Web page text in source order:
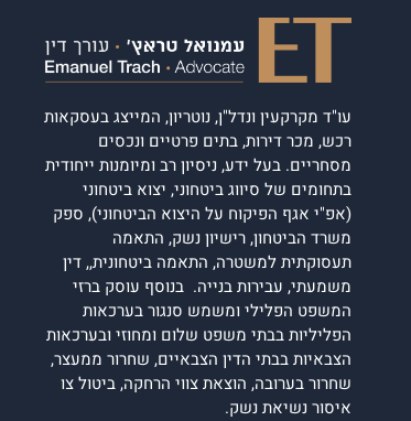
עו"ד מקרקעין ונדל"ן, נוטריון, המייצג בעסקאות
רכש, מכר דירות, בתים פרטיים ונכסים
מסחריים. בעל ידע, ניסיון רב ומיומנות ייחודית
בתחומים של סיווג ביטחוני, יצוא ביטחוני
(אפ"י אגף הפיקוח על היצוא הביטחוני), ספק
משרד הביטחון, רישיון נשק, התאמה
תעסוקתית למשטרה, התאמה ביטחונית,, דין
משמעתי, עבירות בנייה. בנוסף עוסק ברזי
המשפט הפלילי ומשמש סנגור בערכאות
הפליליות בבתי משפט שלום ומחוזי ובערכאות
הצבאיות בבתי הדין הצבאיים, שחרור ממעצר,
שחרור בערובה, הוצאת צווי הרחקה, ביטול צו
איסור נשיאת נשק.